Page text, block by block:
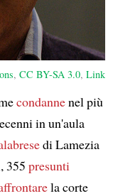
,CC BY-SA 3.0,Link
condannenel più
in un'aula
di Lamezia
355 presunti
la corte